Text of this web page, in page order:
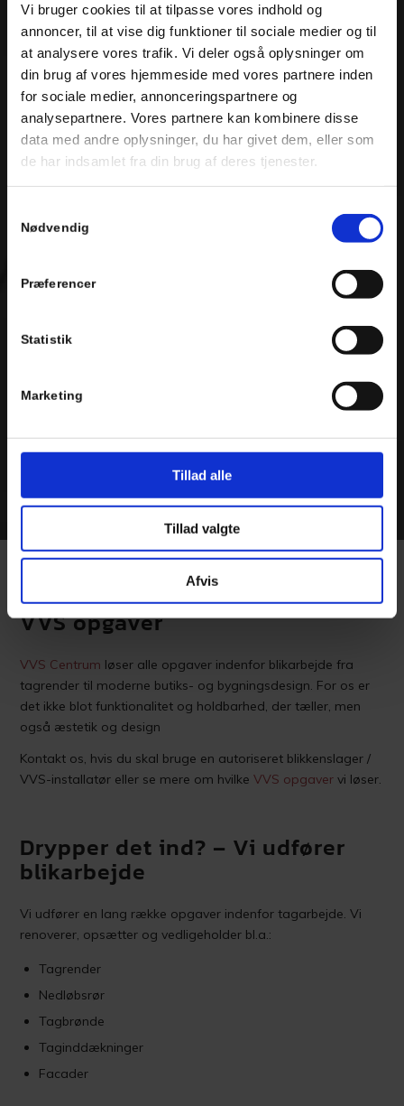
Vi bruger cookies til at tilpasse vores indhold og
annoncer, til at vise dig funktioner til sociale medier og til
at analysere vores trafik. Vi deler også oplysninger om
din brug af vores hjemmeside med vores partnere inden
for sociale medier, annonceringspartnere og
analysepartnere. Vores partnere kan kombinere disse
data med andre oplysninger, du har givet dem, eller som
de har indsamlet fra din brug af deres tjenester.
Nødvendig
Præferencer
Statistik
Marketing
Tillad alle
Tillad valgte
Afvis
Vi udfører alle blikkenslager- og
VVS opgaver
VVS Centrum løser alle opgaver indenfor blikarbejde fra
tagrender til moderne butiks- og bygningsdesign. For os er
det ikke blot funktionalitet og holdbarhed, der tæller, men
også æstetik og design
Kontakt os, hvis du skal bruge en autoriseret blikkenslager /
VVS-installatør eller se mere om hvilkeVVS opgaver vi løser.
Drypper det ind? – Vi udfører
blikarbejde
Vi udfører en lang række opgaver indenfor tagarbejde. Vi
renoverer, opsætter og vedligeholder bl.a.:
Tagrender
Nedløbsrør
Tagbrønde
Taginddækninger
Facader